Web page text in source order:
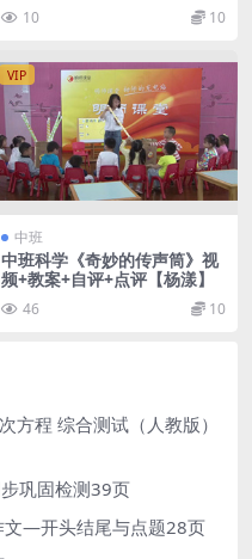
10 10
VIP
中班
中班科学《奇妙的传声筒》视
频+教案+自评+点评【杨漾】
46 10
方程 综合测试（人教版）
巩固检测39页
文—开头结尾与点题28页